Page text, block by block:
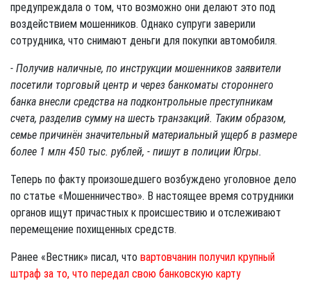
предупреждала о том, что возможно они делают это под
воздействием мошенников. Однако супруги заверили
сотрудника, что снимают деньги для покупки автомобиля.
- Получив наличные, по инструкции мошенников заявители
посетили торговый центр и через банкоматы стороннего
банка внесли средства на подконтрольные преступникам
счета, разделив сумму на шесть транзакций. Таким образом,
семье причинён значительный материальный ущерб в размере
более 1 млн 450 тыс. рублей, - пишут в полиции Югры.
Теперь по факту произошедшего возбуждено уголовное дело
по статье «Мошенничество». В настоящее время сотрудники
органов ищут причастных к происшествию и отслеживают
перемещение похищенных средств.
Ранее «Вестник» писал, что вартовчанин получил крупный
штраф за то, что передал свою банковскую карту